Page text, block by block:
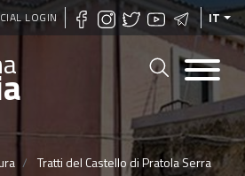
Salta
al
LOGIN IT
Tratti del Castello di Pratola Serra